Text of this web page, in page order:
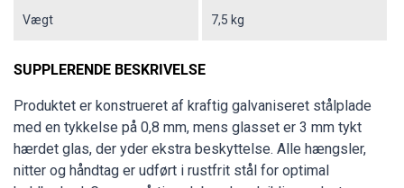
Vægt 7,5 kg
SUPPLERENDE BESKRIVELSE
Produktet er konstrueret af kraftig galvaniseret stålplade
med en tykkelse på 0,8 mm, mens glasset er 3 mm tykt
hærdet glas, der yder ekstra beskyttelse. Alle hængsler,
nitter og håndtag er udført i rustfrit stål for optimal